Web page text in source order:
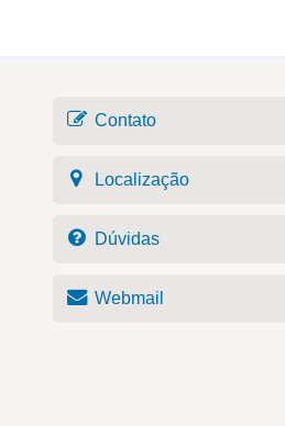
Contato
Localização
Dúvidas
Webmail